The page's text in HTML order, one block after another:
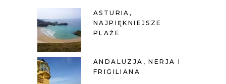
ASTURIA,
NAJPIĘKNIEJSZE
PLAŻE
ANDALUZJA, NERJA I
FRIGILIANA